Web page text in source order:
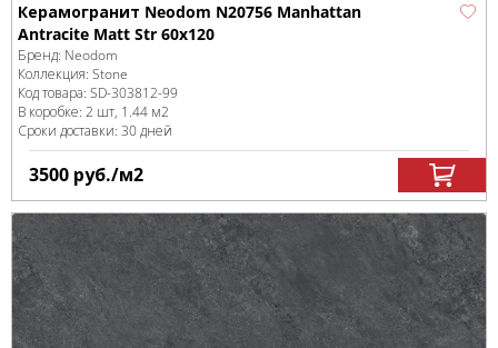
Керамогранит Neodom N20756 Manhattan
Antracite Matt Str 60x120
Бренд: Neodom
Коллекция: Stone
Код товара: SD-303812-99
В коробке: 2 шт, 1.44 м2
Сроки доставки: 30 дней
3500 руб./м2